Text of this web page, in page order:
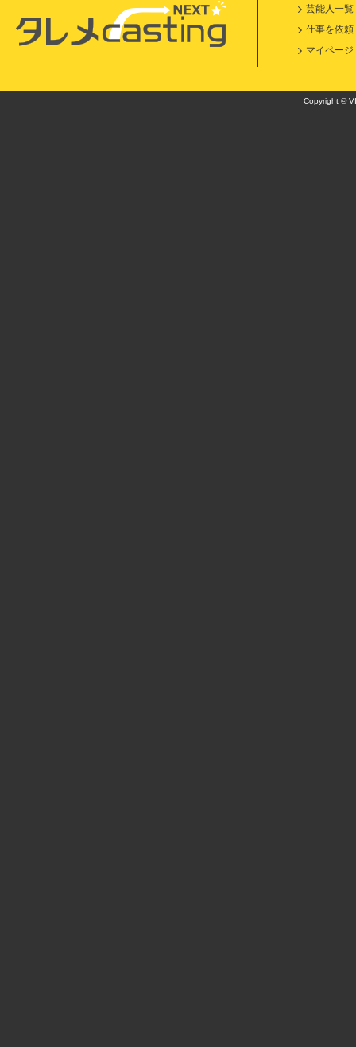
芸能人一覧
仕事を依頼
マイページ
Copyright ©